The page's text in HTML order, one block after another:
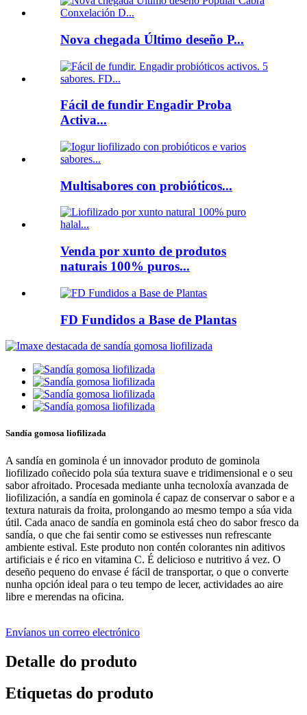
Nova chegada Último deseño P...
Fácil de fundir Engadir Proba
Activa...
Multisabores con probióticos...
Venda por xunto de produtos
naturais 100% puros...
FD Fundidos a Base de Plantas
Sandía gomosa liofilizada
A sandía en gominola é un innovador produto de gominola
liofilizado coñecido pola súa textura suave e tridimensional e o seu
sabor afroitado. Procesada mediante unha tecnoloxía avanzada de
liofilización, a sandía en gominola é capaz de conservar o sabor e a
textura naturais da froita, prolongando ao mesmo tempo a súa vida
útil. Cada anaco de sandía en gominola está cheo do sabor fresco da
sandía, o que che fai sentir como se estivesses nun refrescante
ambiente estival. Este produto non contén colorantes nin aditivos
artificiais e é rico en vitamina C. É delicioso e nutritivo á vez. O
deseño pequeno do envase é fácil de transportar, o que o converte
nunha opción ideal para o teu tempo de lecer, actividades ao aire
libre e merendas na oficina.
Envíanos un correo electrónico
Detalle do produto
Etiquetas do produto